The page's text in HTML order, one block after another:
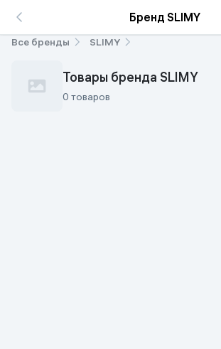
Бренд SLIMY
Все бренды SLIMY
Товары бренда SLIMY
0 товаров